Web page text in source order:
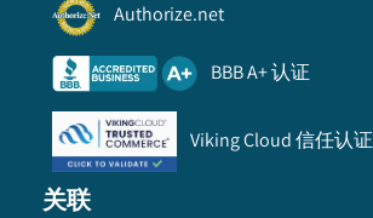
Authorize.net
BBB A+ 认证
Viking Cloud 信任认证
关联